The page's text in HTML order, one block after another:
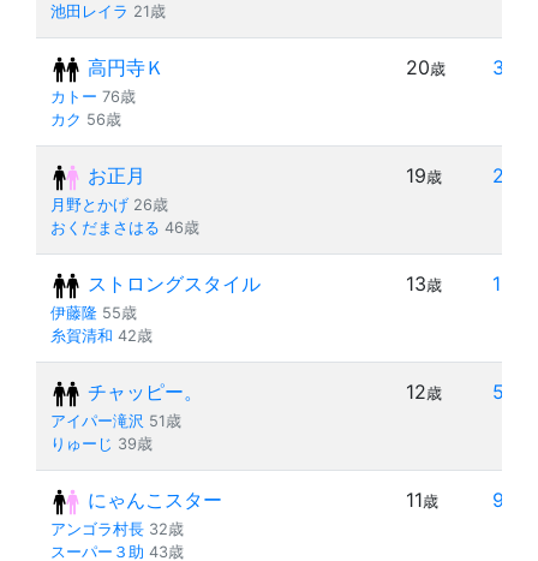
池田レイラ 21歳
高円寺Ｋ
カトー 76歳
カク 56歳
20歳 3
お正月
月野とかげ 26歳
おくだまさはる 46歳
19歳 2
ストロングスタイル
伊藤隆 55歳
糸賀清和 42歳
13歳 18
チャッピー。
アイパー滝沢 51歳
りゅーじ 39歳
12歳 5
にゃんこスター
アンゴラ村長 32歳
スーパー３助 43歳
11歳 9